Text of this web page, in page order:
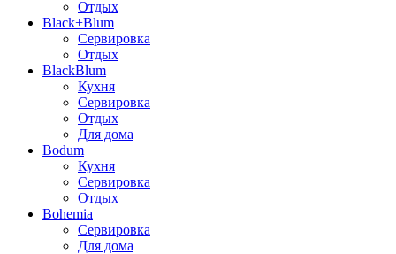
Отдых
Black+Blum
Сервировка
Отдых
BlackBlum
Кухня
Сервировка
Отдых
Для дома
Bodum
Кухня
Сервировка
Отдых
Bohemia
Сервировка
Для дома